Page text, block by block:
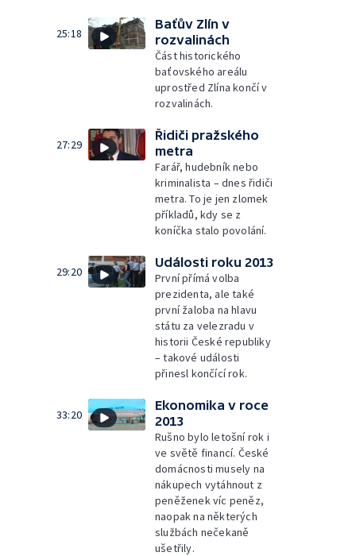
25:18
Baťův Zlín v
rozvalinách
Část historického
baťovského areálu
uprostřed Zlína končí v
rozvalinách.
27:29
Řidiči pražského
metra
Farář, hudebník nebo
kriminalista – dnes řidiči
metra. To je jen zlomek
příkladů, kdy se z
koníčka stalo povolání.
29:20
Události roku 2013
První přímá volba
prezidenta, ale také
první žaloba na hlavu
státu za velezradu v
historii České republiky
– takové události
přinesl končící rok.
33:20
Ekonomika v roce
2013
Rušno bylo letošní rok i
ve světě financí. České
domácnosti musely na
nákupech vytáhnout z
peněženek víc peněz,
naopak na některých
službách nečekaně
ušetřily.